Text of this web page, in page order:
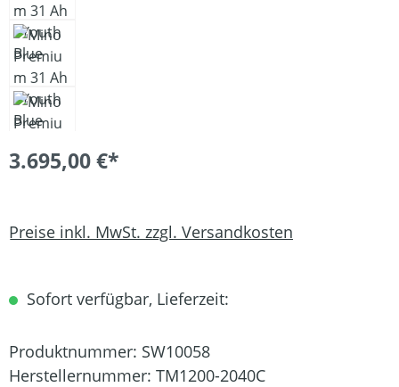
3.695,00 €*
Preise inkl. MwSt. zzgl. Versandkosten
Sofort verfügbar, Lieferzeit:
Produktnummer: SW10058
Herstellernummer: TM1200-2040C